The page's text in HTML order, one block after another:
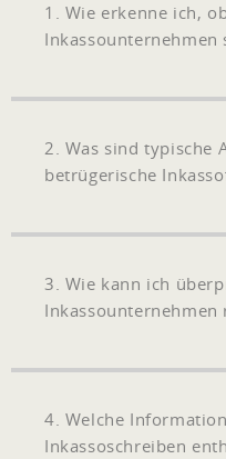
1. Wie erkenne ich,
Inkassounternehmen
2. Was sind typische
betrügerische
3. Wie kann ich
Inkassounternehmen
4. Welche
Inkassoschreiben